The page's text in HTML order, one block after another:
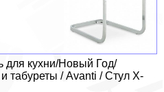
кухни/Новый Год/
табуреты / Avanti / Стул X-